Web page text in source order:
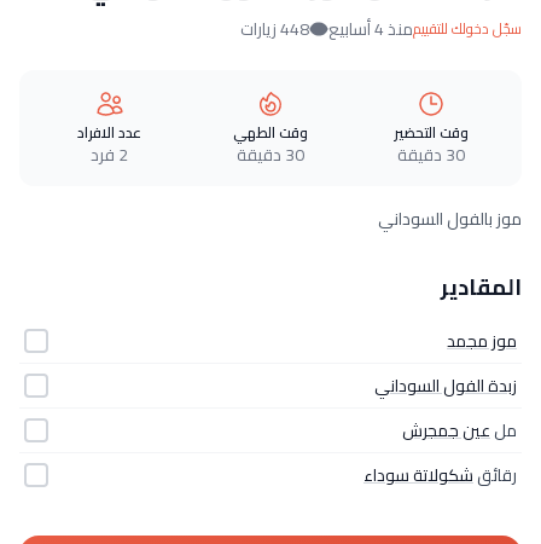
سجّل دخولك للتقييممنذ 4 أسابيع 448 زيارات
وقت التحضير
30 دقيقة
وقت الطهي
30 دقيقة
عدد الافراد
2 فرد
موز بالفول السوداني
المقادير
موز مجمد
زبدة الفول السوداني
ملعين جمجرش
رقائقشكولاتة سوداء